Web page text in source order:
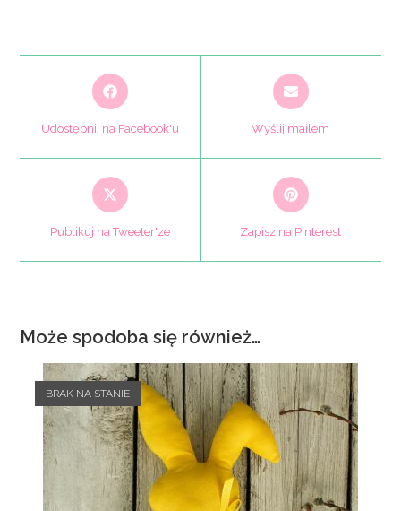
Opens
in
new
window
Udostępnij na Facebook'u
Opens
in
new
window
Wyślij mailem
Opens
in
new
window
Publikuj na Tweeter'ze
Opens
in
window
Zapisz na Pinterest
Może spodoba się również…
BRAK NA STANIE